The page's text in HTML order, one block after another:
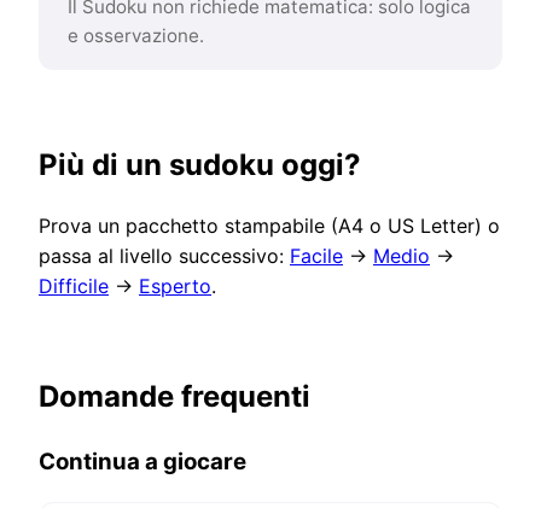
Il Sudoku non richiede matematica: solo logica
e osservazione.
Più di un sudoku oggi?
Prova un pacchetto stampabile (A4 o US Letter) o
passa al livello successivo: Facile → Medio →
Difficile → Esperto.
Domande frequenti
Continua a giocare